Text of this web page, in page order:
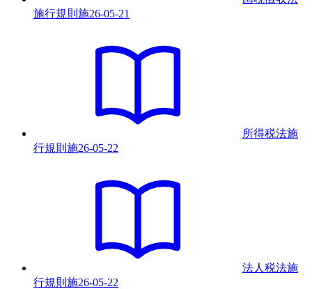
施行規則 施26-05-21
所得税法施
行規則 施26-05-22
法人税法施
行規則 施26-05-22